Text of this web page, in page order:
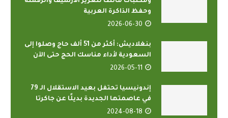
وحفظ الذاكرة العربية
2026-06-30
بنغلاديش: أكثر من 51 ألف حاج وصلوا إلى
السعودية لأداء مناسك الحج حتى الآن
2026-05-11
إندونيسيا تحتفل بعيد الاستقلال الـ 79
في عاصمتها الجديدة بديلًا عن جاكرتا
2024-08-18